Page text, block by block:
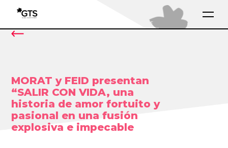
MORAT y FEID presentan
“SALIR CON VIDA, una
historia de amor fortuito y
pasional en una fusión
explosiva e impecable